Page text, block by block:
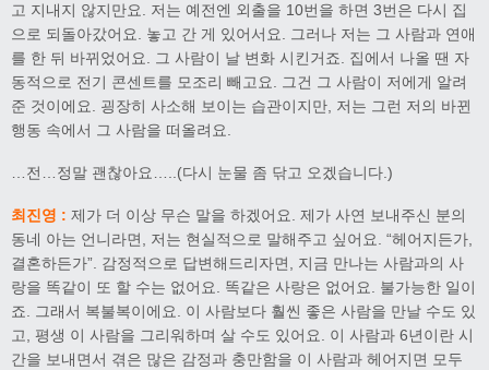
고 지내지 않지만요. 저는 예전엔 외출을 10번을 하면 3번은 다시 집
으로 되돌아갔어요. 놓고 간 게 있어서요. 그러나 저는 그 사람과 연애
를 한 뒤 바뀌었어요. 그 사람이 날 변화 시킨거죠. 집에서 나올 땐 자
동적으로 전기 콘센트를 모조리 빼고요. 그건 그 사람이 저에게 알려
준 것이에요. 굉장히 사소해 보이는 습관이지만, 저는 그런 저의 바뀐
행동 속에서 그 사람을 떠올려요.
…전…정말 괜찮아요…..(다시 눈물 좀 닦고 오겠습니다.)
최진영 : 제가 더 이상 무슨 말을 하겠어요. 제가 사연 보내주신 분의
동네 아는 언니라면, 저는 현실적으로 말해주고 싶어요. “헤어지든가,
결혼하든가”. 감정적으로 답변해드리자면, 지금 만나는 사람과의 사
랑을 똑같이 또 할 수는 없어요. 똑같은 사랑은 없어요. 불가능한 일이
죠. 그래서 복불복이에요. 이 사람보다 훨씬 좋은 사람을 만날 수도 있
고, 평생 이 사람을 그리워하며 살 수도 있어요. 이 사람과 6년이란 시
간을 보내면서 겪은 많은 감정과 충만함을 이 사람과 헤어지면 모두